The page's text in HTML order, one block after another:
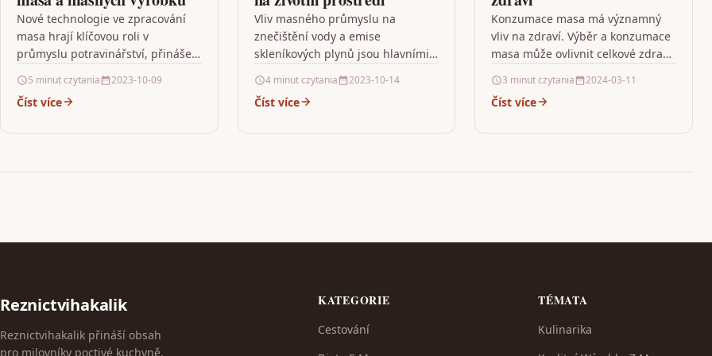
Nové technologie ve zpracování
masa hrají klíčovou roli v
průmyslu potravinářství, přinášejí
kvalitě masných výrobků.
Technologie vysokého tlaku…
5 minut czytania 2023-10-09
Číst více
Vliv masného průmyslu na
znečištění vody a emise
skleníkových plynů jsou hlavními
článku. Masný průmysl přispívá k
znečištění vody vypouštěním…
4 minut czytania 2023-10-14
Číst více
Konzumace masa má významný
vliv na zdraví. Výběr a konzumace
masa může ovlivnit celkové zdraví
klíčovou roli při prevenci…
3 minut czytania 2024-03-11
Číst více
Reznictvihakalik
Reznictvihakalik přináší obsah
pro milovníky poctivé kuchyně,
KATEGORIE
Cestování
TÉMATA
Kulinarika